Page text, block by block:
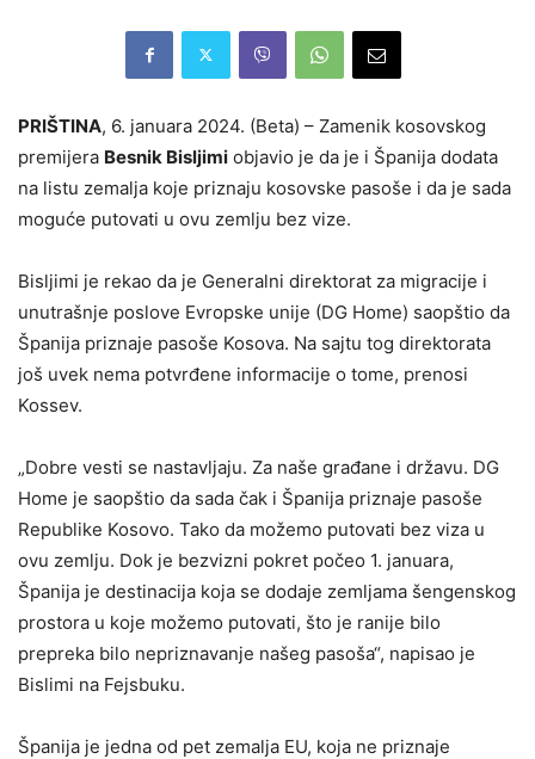
PRIŠTINA, 6. januara 2024. (Beta) – Zamenik kosovskog
premijera Besnik Bisljimi objavio je da je i Španija dodata
na listu zemalja koje priznaju kosovske pasoše i da je sada
moguće putovati u ovu zemlju bez vize.
Bisljimi je rekao da je Generalni direktorat za migracije i
unutrašnje poslove Evropske unije (DG Home) saopštio da
Španija priznaje pasoše Kosova. Na sajtu tog direktorata
još uvek nema potvrđene informacije o tome, prenosi
Kossev.
„Dobre vesti se nastavljaju. Za naše građane i državu. DG
Home je saopštio da sada čak i Španija priznaje pasoše
Republike Kosovo. Tako da možemo putovati bez viza u
ovu zemlju. Dok je bezvizni pokret počeo 1. januara,
Španija je destinacija koja se dodaje zemljama šengenskog
prostora u koje možemo putovati, što je ranije bilo
prepreka bilo nepriznavanje našeg pasoša“, napisao je
Bislimi na Fejsbuku.
Španija je jedna od pet zemalja EU, koja ne priznaje